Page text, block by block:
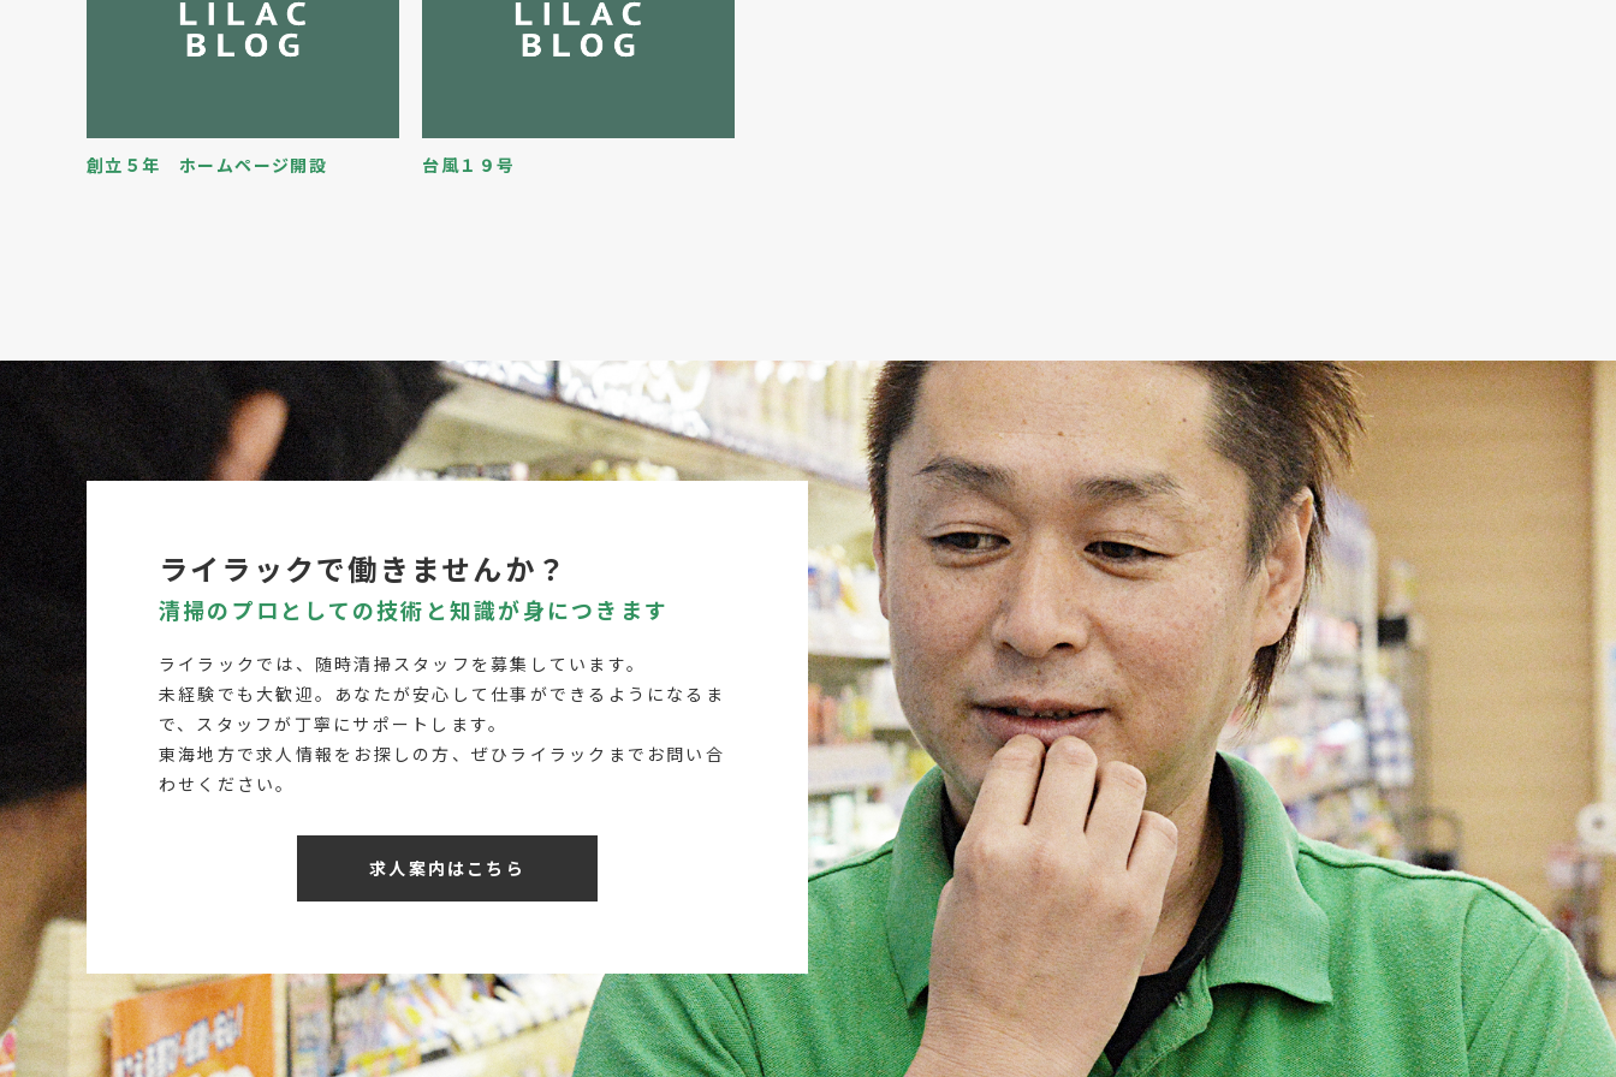
創立５年 ホームページ開設 台風１９号
ライラックで働きませんか？
清掃のプロとしての技術と知識が身につきます
ライラックでは、随時清掃スタッフを募集しています。
未経験でも大歓迎。あなたが安心して仕事ができるようになるま
で、スタッフが丁寧にサポートします。
東海地方で求人情報をお探しの方、ぜひライラックまでお問い合
わせください。
求人案内はこちら